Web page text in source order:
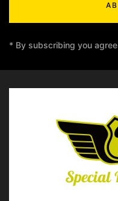
* By subscribing you